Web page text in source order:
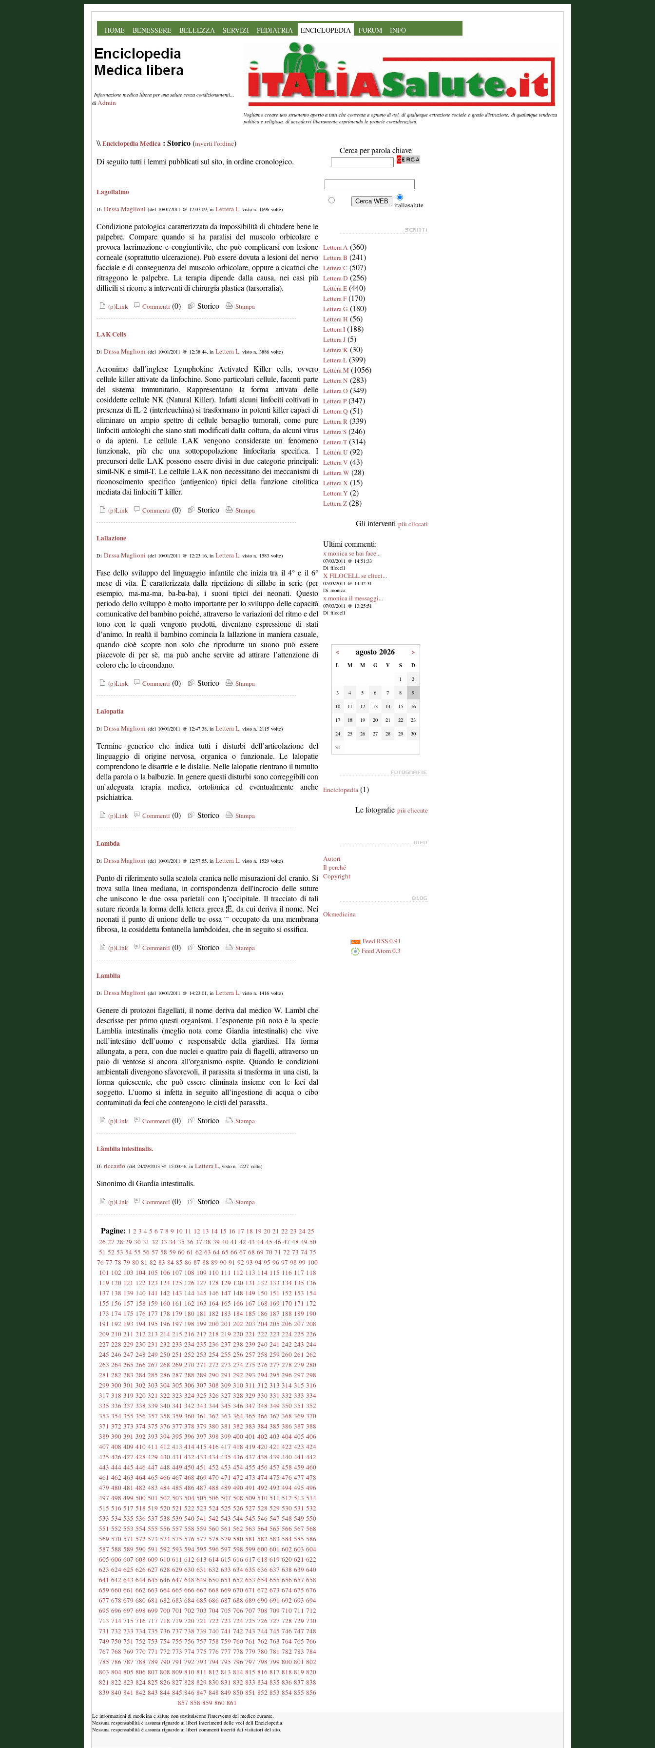
HOME BENESSERE BELLEZZA SERVIZI PEDIATRIA ENCICLOPEDIA FORUM INFO
Informazione medica libera per una salute senza condizionamenti...
di Admin
Vogliamo creare uno strumento aperto a tutti che consenta a ognuno di noi, di qualunque estrazione sociale e grado d'istruzione, di qualunque tendenza
politica e religiosa, di accedervi liberamente esprimendo le proprie considerazioni.
\\Enciclopedia Medica : Storico(inverti l'ordine)
Di seguito tutti i lemmi pubblicati sul sito, in ordine cronologico.
Lagoftalmo
Di Dr.ssa Maglioni (del 10/01/2011 @ 12:07:09, in Lettera L, visto n. 1696 volte)
Condizione patologica caratterizzata da impossibilità di chiudere bene le
palpebre. Compare quando si ha paralisi del muscolo orbicolare e
provoca lacrimazione e congiuntivite, che può complicarsi con lesione
corneale (soprattutto ulcerazione). Può essere dovuta a lesioni del nervo
facciale e di conseguenza del muscolo orbicolare, oppure a cicatrici che
ritraggono le palpebre. La terapia dipende dalla causa, nei casi più
difficili si ricorre a interventi di chirurgia plastica (tarsorrafia).
(p)Link Commenti (0) Storico Stampa
LAK Cells
Di Dr.ssa Maglioni (del 10/01/2011 @ 12:38:44, in Lettera L, visto n. 3886 volte)
Acronimo dall’inglese Lymphokine Activated Killer cells, ovvero
cellule killer attivate da linfochine. Sono particolari cellule, facenti parte
del sistema immunitario. Rappresentano la forma attivata delle
cosiddette cellule NK (Natural Killer). Infatti alcuni linfociti coltivati in
presenza di IL-2 (interleuchina) si trasformano in potenti killer capaci di
eliminare un ampio spettro di cellule bersaglio tumorali, come pure
linfociti autologhi che siano stati modificati dalla coltura, da alcuni virus
o da apteni. Le cellule LAK vengono considerate un fenomeno
funzionale, più che una sottopopolazione linfocitaria specifica. I
precursori delle LAK possono essere divisi in due categorie principali:
simil-NK e simil-T. Le cellule LAK non necessitano dei meccanismi di
riconoscimento specifico (antigenico) tipici della funzione citolitica
mediata dai linfociti T killer.
(p)Link Commenti (0) Storico Stampa
Lallazione
Di Dr.ssa Maglioni (del 10/01/2011 @ 12:23:16, in Lettera L, visto n. 1583 volte)
Fase dello sviluppo del linguaggio infantile che inizia tra il 4° e il 6°
mese di vita. È caratterizzata dalla ripetizione di sillabe in serie (per
esempio, ma-ma-ma, ba-ba-ba), i suoni tipici dei neonati. Questo
periodo dello sviluppo è molto importante per lo sviluppo delle capacità
comunicative del bambino poiché, attraverso le variazioni del ritmo e del
tono con le quali vengono prodotti, diventano espressione di stati
d’animo. In realtà il bambino comincia la lallazione in maniera casuale,
quando cioè scopre non solo che riprodurre un suono può essere
piacevole di per sè, ma può anche servire ad attirare l’attenzione di
coloro che lo circondano.
(p)Link Commenti (0) Storico Stampa
Lalopatia
Di Dr.ssa Maglioni (del 10/01/2011 @ 12:47:38, in Lettera L, visto n. 2115 volte)
Termine generico che indica tutti i disturbi dell’articolazione del
linguaggio di origine nervosa, organica o funzionale. Le lalopatie
comprendono le disartrie e le dislalie. Nelle lalopatie rientrano il tumulto
della parola o la balbuzie. In genere questi disturbi sono correggibili con
un’adeguata terapia medica, ortofonica ed eventualmente anche
psichiatrica.
(p)Link Commenti (0) Storico Stampa
Lambda
Di Dr.ssa Maglioni (del 10/01/2011 @ 12:57:55, in Lettera L, visto n. 1529 volte)
Punto di riferimento sulla scatola cranica nelle misurazioni del cranio. Si
trova sulla linea mediana, in corrispondenza dell'incrocio delle suture
che uniscono le due ossa parietali con l¡¯occipitale. Il tracciato di tali
suture ricorda la forma della lettera greca ¦Ë, da cui deriva il nome. Nei
neonati il punto di unione delle tre ossa ¨¨ occupato da una membrana
fibrosa, la cosiddetta fontanella lambdoidea, che in seguito si ossifica.
(p)Link Commenti (0) Storico Stampa
Lamblia
Di Dr.ssa Maglioni (del 10/01/2011 @ 14:23:01, in Lettera L, visto n. 1416 volte)
Genere di protozoi flagellati, il nome deriva dal medico W. Lambl che
descrisse per primo questi organismi. L’esponente più noto è la specie
Lamblia intestinalis (meglio nota come Giardia intestinalis) che vive
nell’intestino dell’uomo e responsabile della giardiasi. Ha forma
allungata, a pera, con due nuclei e quattro paia di flagelli, attraverso un
paio di ventose si ancora all'organismo ospite. Quando le condizioni
ambientali divengono sfavorevoli, il parassita si trasforma in una cisti, la
forma quiescente, che può essere eliminata insieme con le feci dal
soggetto. L’uomo si infetta in seguito all’ingestione di acqua o cibo
contaminati da feci che contengono le cisti del parassita.
(p)Link Commenti (0) Storico Stampa
Làmblia intestinalis.
Di riccardo (del 24/09/2013 @ 15:00:46, in Lettera L, visto n. 1227 volte)
Sinonimo di Giardia intestinalis.
(p)Link Commenti (0) Storico Stampa
Pagine: 1 2 3 4 5 6 7 8 9 10 11 12 13 14 15 16 17 18 19 20 21 22 23 24 25
26 27 28 29 30 31 32 33 34 35 36 37 38 39 40 41 42 43 44 45 46 47 48 49 50
51 52 53 54 55 56 57 58 59 60 61 62 63 64 65 66 67 68 69 70 71 72 73 74 75
76 77 78 79 80 81 82 83 84 85 86 87 88 89 90 91 92 93 94 95 96 97 98 99 100
101 102 103 104 105 106 107 108 109 110 111 112 113 114 115 116 117 118
119 120 121 122 123 124 125 126 127 128 129 130 131 132 133 134 135 136
137 138 139 140 141 142 143 144 145 146 147 148 149 150 151 152 153 154
155 156 157 158 159 160 161 162 163 164 165 166 167 168 169 170 171 172
173 174 175 176 177 178 179 180 181 182 183 184 185 186 187 188 189 190
191 192 193 194 195 196 197 198 199 200 201 202 203 204 205 206 207 208
209 210 211 212 213 214 215 216 217 218 219 220 221 222 223 224 225 226
227 228 229 230 231 232 233 234 235 236 237 238 239 240 241 242 243 244
245 246 247 248 249 250 251 252 253 254 255 256 257 258 259 260 261 262
263 264 265 266 267 268 269 270 271 272 273 274 275 276 277 278 279 280
281 282 283 284 285 286 287 288 289 290 291 292 293 294 295 296 297 298
299 300 301 302 303 304 305 306 307 308 309 310 311 312 313 314 315 316
317 318 319 320 321 322 323 324 325 326 327 328 329 330 331 332 333 334
335 336 337 338 339 340 341 342 343 344 345 346 347 348 349 350 351 352
353 354 355 356 357 358 359 360 361 362 363 364 365 366 367 368 369 370
371 372 373 374 375 376 377 378 379 380 381 382 383 384 385 386 387 388
389 390 391 392 393 394 395 396 397 398 399 400 401 402 403 404 405 406
407 408 409 410 411 412 413 414 415 416 417 418 419 420 421 422 423 424
425 426 427 428 429 430 431 432 433 434 435 436 437 438 439 440 441 442
443 444 445 446 447 448 449 450 451 452 453 454 455 456 457 458 459 460
461 462 463 464 465 466 467 468 469 470 471 472 473 474 475 476 477 478
479 480 481 482 483 484 485 486 487 488 489 490 491 492 493 494 495 496
497 498 499 500 501 502 503 504 505 506 507 508 509 510 511 512 513 514
515 516 517 518 519 520 521 522 523 524 525 526 527 528 529 530 531 532
533 534 535 536 537 538 539 540 541 542 543 544 545 546 547 548 549 550
551 552 553 554 555 556 557 558 559 560 561 562 563 564 565 566 567 568
569 570 571 572 573 574 575 576 577 578 579 580 581 582 583 584 585 586
587 588 589 590 591 592 593 594 595 596 597 598 599 600 601 602 603 604
605 606 607 608 609 610 611 612 613 614 615 616 617 618 619 620 621 622
623 624 625 626 627 628 629 630 631 632 633 634 635 636 637 638 639 640
641 642 643 644 645 646 647 648 649 650 651 652 653 654 655 656 657 658
659 660 661 662 663 664 665 666 667 668 669 670 671 672 673 674 675 676
677 678 679 680 681 682 683 684 685 686 687 688 689 690 691 692 693 694
695 696 697 698 699 700 701 702 703 704 705 706 707 708 709 710 711 712
713 714 715 716 717 718 719 720 721 722 723 724 725 726 727 728 729 730
731 732 733 734 735 736 737 738 739 740 741 742 743 744 745 746 747 748
749 750 751 752 753 754 755 756 757 758 759 760 761 762 763 764 765 766
767 768 769 770 771 772 773 774 775 776 777 778 779 780 781 782 783 784
785 786 787 788 789 790 791 792 793 794 795 796 797 798 799 800 801 802
803 804 805 806 807 808 809 810 811 812 813 814 815 816 817 818 819 820
821 822 823 824 825 826 827 828 829 830 831 832 833 834 835 836 837 838
839 840 841 842 843 844 845 846 847 848 849 850 851 852 853 854 855 856
857 858 859 860 861
Cerca per parola chiave
italiasalute
Lettera A (360)
Lettera B (241)
Lettera C (507)
Lettera D (256)
Lettera E (440)
Lettera F(170)
Lettera G (180)
Lettera H (56)
Lettera I (188)
Lettera J (5)
Lettera K (30)
Lettera L (399)
Lettera M (1056)
Lettera N (283)
Lettera O (349)
Lettera P(347)
Lettera Q (51)
Lettera R (339)
Lettera S (246)
Lettera T (314)
Lettera U (92)
Lettera V (43)
Lettera W (28)
Lettera X (15)
Lettera Y (2)
Lettera Z (28)
Gli interventi più cliccati
Ultimi commenti:
x monica se hai face...
07/03/2011 @ 14:51:33
Di filocell
X FILOCELL se clicci...
07/03/2011 @ 14:42:31
Di monica
x monica il messaggi...
07/03/2011 @ 13:25:51
Di filocell
< agosto 2026 >
L M M G V S D
1
2
3
4 5 6 7 8
9
10
11 12 13 14 15
16
17
18 19 20 21 22
23
24
25 26 27 28 29
30
31
Enciclopedia (1)
Le fotografie più cliccate
Autori
Il perché
Copyright
Okmedicina
Feed RSS 0.91
Feed Atom 0.3
Le informazioni di medicina e salute non sostituiscono l'intervento del medico curante.
Nessuna responsabilità è assunta riguardo ai liberi inserimenti delle voci dell Enciclopedia.
Nessuna responsabilità è assunta riguardo ai liberi commenti inseriti dai visitatori del sito.